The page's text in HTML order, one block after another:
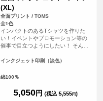
(XL)
全面プリント / TOMS
全1色
インパクトのあるTシャツを作りた
い！イベントやプロモーション等の
催事で目立つようにしたい！ そんな
ントできるTシャツです。首元から袖
所にプリントを入れることができま
伸びにくく耐久性の高い、5.6オンス
生地のTシャツを使用。せっかくデザ
インクジェット印刷（淡色）
綿100％
5,050円 (税込 5,555円)